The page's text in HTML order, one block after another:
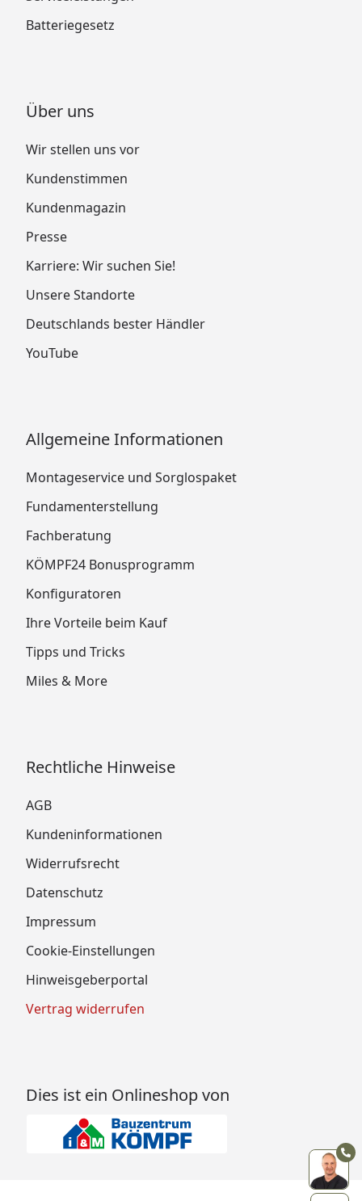
Batteriegesetz
Über uns
Wir stellen uns vor
Kundenstimmen
Kundenmagazin
Presse
Karriere: Wir suchen Sie!
Unsere Standorte
Deutschlands bester Händler
YouTube
Allgemeine Informationen
Montageservice und Sorglospaket
Fundamenterstellung
Fachberatung
KÖMPF24 Bonusprogramm
Konfiguratoren
Ihre Vorteile beim Kauf
Tipps und Tricks
Miles & More
Rechtliche Hinweise
AGB
Kundeninformationen
Widerrufsrecht
Datenschutz
Impressum
Cookie-Einstellungen
Hinweisgeberportal
Vertrag widerrufen
Dies ist ein Onlineshop von